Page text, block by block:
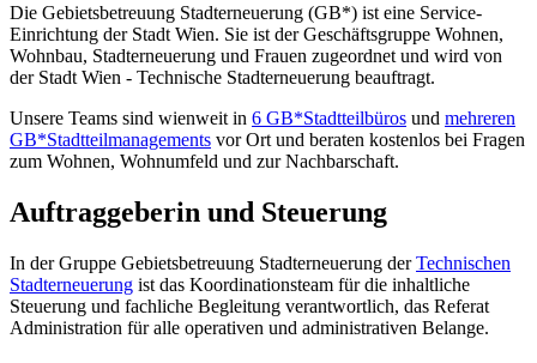
Die Gebietsbetreuung Stadterneuerung (GB*) ist eine Service-
Einrichtung der Stadt Wien. Sie ist der Geschäfts­gruppe Wohnen,
Wohnbau, Stadt­erneuerung und Frauen zugeordnet und wird von
der Stadt Wien - Technische Stadterneuerung beauftragt.
Unsere Teams sind wienweit in 6 GB*Stadtteilbüros und mehreren
GB*Stadtteilmanagements vor Ort und beraten kostenlos bei Fragen
zum Wohnen, Wohnumfeld und zur Nachbarschaft.
Auftraggeberin und Steuerung
In der Gruppe Gebietsbetreuung Stadterneuerung derTechnischen
Stadterneuerung ist das Koordinationsteam für die inhaltliche
Steuerung und fachliche Begleitung verantwortlich, das Referat
Administration für alle operativen und administrativen Belange.